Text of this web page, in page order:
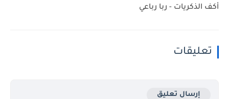
أكف الذكريات - ربا رباعي
تعليقات
إرسال تعليق